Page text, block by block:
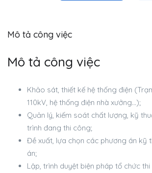
Mô tả công việc
Mô tả công việc
Khảo sát, thiết kế hệ thống điện
110kV, hệ thống điện nhà xưởng…);
Quản lý, kiếm soát chất lượng, kỹ
trình đang thi công;
Đề xuất, lựa chọn các phương án kỹ
án;
Lập, trình duyệt biện pháp tổ chức